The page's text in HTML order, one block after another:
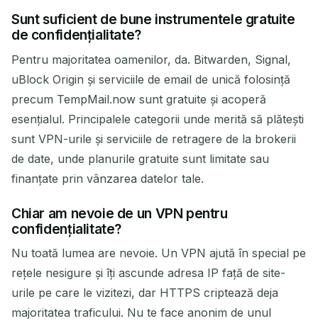
Sunt suficient de bune instrumentele gratuite
de confidențialitate?
Pentru majoritatea oamenilor, da. Bitwarden, Signal,
uBlock Origin și serviciile de email de unică folosință
precum TempMail.now sunt gratuite și acoperă
esențialul. Principalele categorii unde merită să plătești
sunt VPN-urile și serviciile de retragere de la brokerii
de date, unde planurile gratuite sunt limitate sau
finanțate prin vânzarea datelor tale.
Chiar am nevoie de un VPN pentru
confidențialitate?
Nu toată lumea are nevoie. Un VPN ajută în special pe
rețele nesigure și îți ascunde adresa IP față de site-
urile pe care le vizitezi, dar HTTPS criptează deja
majoritatea traficului. Nu te face anonim de unul